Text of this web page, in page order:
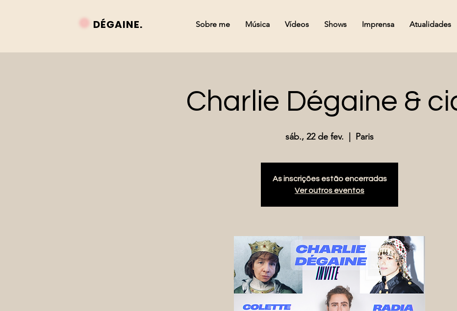
DÉGAINE. Sobre me Música Vídeos Shows Imprensa Atualidades
Charlie Dégaine &
sáb., 22 de fev. Paris
As inscrições estão encerradas
Ver outros eventos